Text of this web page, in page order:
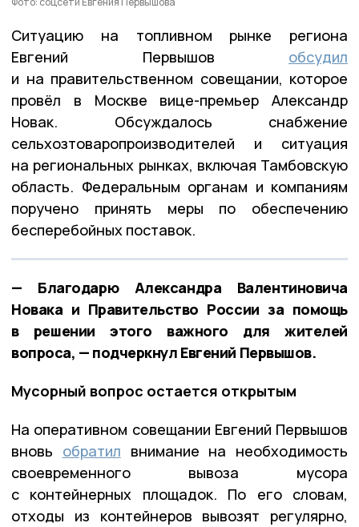
Ситуацию на топливном рынке региона
Евгений Первышов обсудил
и на правительственном совещании, которое
провёл в Москве вице-премьер Александр
Новак. Обсуждалось снабжение
сельхозтоваропроизводителей и ситуация
на региональных рынках, включая Тамбовскую
область. Федеральным органам и компаниям
поручено принять меры по обеспечению
бесперебойных поставок.
— Благодарю Александра Валентиновича
Новака и Правительство России за помощь
в решении этого важного для жителей
вопроса, — подчеркнул Евгений Первышов.
Мусорный вопрос остается открытым
На оперативном совещании Евгений Первышов
вновь обратил внимание на необходимость
своевременного вывоза мусора
с контейнерных площадок. По его словам,
отходы из контейнеров вывозят регулярно,